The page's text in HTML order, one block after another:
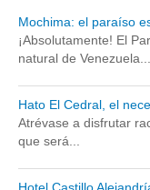
Mochima: el paraíso
¡Absolutamente! El
natural de Venezuela...
Hato El Cedral, el
Atrévase a disfrutar
que será...